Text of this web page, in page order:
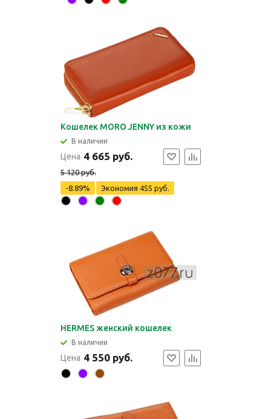
Кошелек MORO JENNY из кожи
В наличии
Цена 4 665 руб.
5 120 руб.
-8.89%
Экономия 455 руб.
HERMES женский кошелек
В наличии
Цена 4 550 руб.